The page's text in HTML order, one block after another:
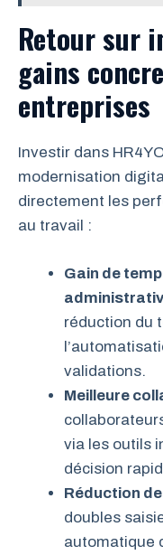
Retour sur
gains
entreprises
Investir dans
modernisation
directement les
au travail :
Gain de
réduction du
validations.
Meilleure
via les outils
décision
Réduction
doubles
automatique